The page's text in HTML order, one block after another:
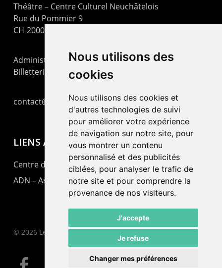
Nous utilisons des
cookies
Nous utilisons des cookies et
d'autres technologies de suivi
pour améliorer votre expérience
de navigation sur notre site, pour
vous montrer un contenu
personnalisé et des publicités
ciblées, pour analyser le trafic de
notre site et pour comprendre la
provenance de nos visiteurs.
J'accepte
Je refuse
Changer mes préférences
Théâtre – Centre Culturel Neuchâtelois
Rue du Pommier 9
CH-2000 Neuchâtel
Administration : +41 32 725 03 03
Billetterie : +41 32 725 05 05
contact@lepommier.ch
LIENS AMIS
Centre de culture ABC
ADN – Association Danse Neuchâtel
© 2026 Le Pommier.
facebook email